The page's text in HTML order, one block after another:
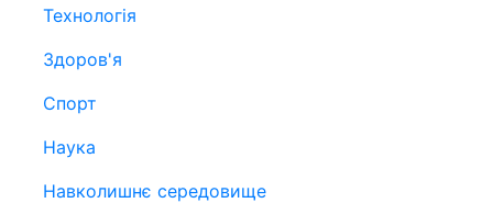
Технологія
Здоров'я
Спорт
Наука
Навколишнє середовище